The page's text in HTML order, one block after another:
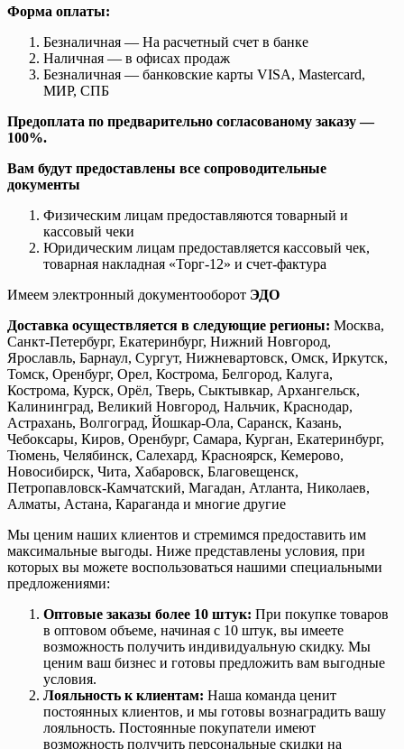
Форма оплаты:
Безналичная — На расчетный счет в банке
Наличная — в офисах продаж
Безналичная — банковские карты VISA, Mastercard,
МИР, СПБ
Предоплата по предварительно согласованому заказу —
100%.
Вам будут предоставлены все сопроводительные
документы
Физическим лицам предоставляются товарный и
кассовый чеки
Юридическим лицам предоставляется кассовый чек,
товарная накладная «Торг-12» и счет-фактура
Имеем электронный документооборот ЭДО
Доставка осуществляется в следующие регионы: Москва,
Санкт-Петербург, Екатеринбург, Нижний Новгород,
Ярославль, Барнаул, Сургут, Нижневартовск, Омск, Иркутск,
Томск, Оренбург, Орел, Кострома, Белгород, Калуга,
Кострома, Курск, Орёл, Тверь, Сыктывкар, Архангельск,
Калининград, Великий Новгород, Нальчик, Краснодар,
Астрахань, Волгоград, Йошкар-Ола, Саранск, Казань,
Чебоксары, Киров, Оренбург, Самара, Курган, Екатеринбург,
Тюмень, Челябинск, Салехард, Красноярск, Кемерово,
Новосибирск, Чита, Хабаровск, Благовещенск,
Петропавловск-Камчатский, Магадан, Атланта, Николаев,
Алматы, Астана, Караганда и многие другие
Мы ценим наших клиентов и стремимся предоставить им
максимальные выгоды. Ниже представлены условия, при
которых вы можете воспользоваться нашими специальными
предложениями:
Оптовые заказы более 10 штук: При покупке товаров
в оптовом объеме, начиная с 10 штук, вы имеете
возможность получить индивидуальную скидку. Мы
ценим ваш бизнес и готовы предложить вам выгодные
условия.
Лояльность к клиентам: Наша команда ценит
постоянных клиентов, и мы готовы вознаградить вашу
лояльность. Постоянные покупатели имеют
возможность получить персональные скидки на